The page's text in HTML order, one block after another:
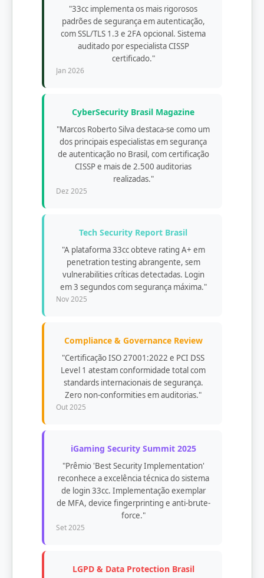
"33cc implementa os mais rigorosos
padrões de segurança em autenticação,
com SSL/TLS 1.3 e 2FA opcional. Sistema
auditado por especialista CISSP
certificado."
Jan 2026
CyberSecurity Brasil Magazine
"Marcos Roberto Silva destaca-se como um
dos principais especialistas em segurança
de autenticação no Brasil, com certificação
CISSP e mais de 2.500 auditorias
realizadas."
Dez 2025
Tech Security Report Brasil
"A plataforma 33cc obteve rating A+ em
penetration testing abrangente, sem
vulnerabilities críticas detectadas. Login
em 3 segundos com segurança máxima."
Nov 2025
Compliance & Governance Review
"Certificação ISO 27001:2022 e PCI DSS
Level 1 atestam conformidade total com
standards internacionais de segurança.
Zero non-conformities em auditorias."
Out 2025
iGaming Security Summit 2025
"Prêmio 'Best Security Implementation'
reconhece a excelência técnica do sistema
de login 33cc. Implementação exemplar
de MFA, device fingerprinting e anti-brute-
force."
Set 2025
LGPD & Data Protection Brasil